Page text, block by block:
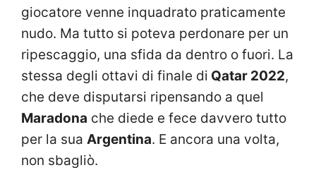
giocatore venne inquadrato praticamente
nudo. Ma tutto si poteva perdonare per un
ripescaggio, una sfida da dentro o fuori. La
stessa degli ottavi di finale di Qatar 2022,
che deve disputarsi ripensando a quel
Maradona che diede e fece davvero tutto
per la sua Argentina. E ancora una volta,
non sbagliò.